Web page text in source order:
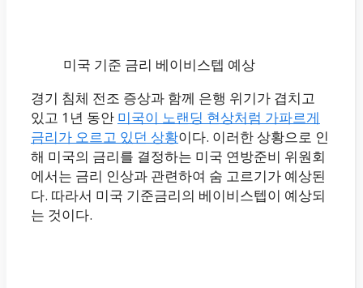
미국 기준 금리 베이비스텝 예상
경기 침체 전조 증상과 함께 은행 위기가 겹치고
있고 1년 동안 미국이 노랜딩 현상처럼 가파르게
금리가 오르고 있던 상황이다. 이러한 상황으로 인
해 미국의 금리를 결정하는 미국 연방준비 위원회
에서는 금리 인상과 관련하여 숨 고르기가 예상된
다. 따라서 미국 기준금리의 베이비스텝이 예상되
는 것이다.